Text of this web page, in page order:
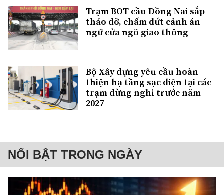
Trạm BOT cầu Đồng Nai sắp
tháo dỡ, chấm dứt cảnh án
ngữ cửa ngõ giao thông
Bộ Xây dựng yêu cầu hoàn
thiện hạ tầng sạc điện tại các
trạm dừng nghỉ trước năm
2027
NỔI BẬT TRONG NGÀY